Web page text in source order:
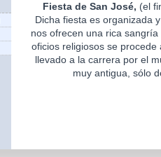
Fiesta de San José, (el
Dicha fiesta es organizada
nos ofrecen una rica
oficios religiosos se
llevado a la carrera por el
muy antigua, sólo